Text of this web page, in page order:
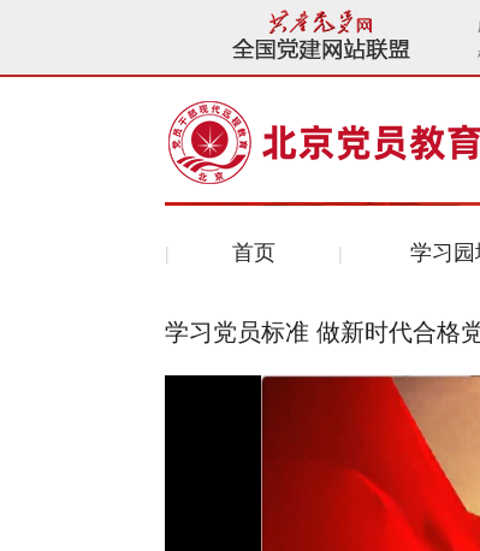
首页 学习
学习党员标准 做新时代合格